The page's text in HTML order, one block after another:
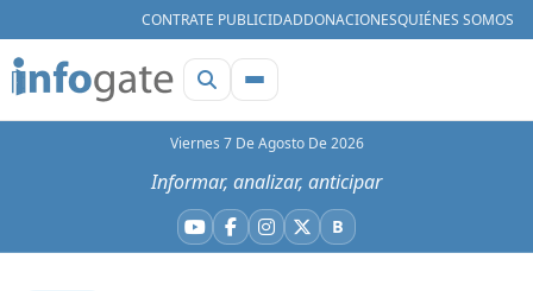
CONTRATE PUBLICIDADDONACIONESQUIÉNES SOMOS
Viernes 7 De Agosto De 2026
Informar, analizar, anticipar
YouTube
Facebook
Instagram
X BBluesky